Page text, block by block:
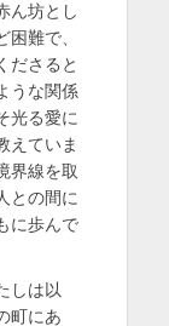
ん坊とし
難で、
ださると
うな関係
光る愛に
えていま
界線を取
との間に
に歩んで
しは以
町にあ